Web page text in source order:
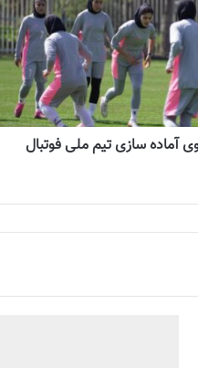
آماده سازی تیم ملی فوتبال